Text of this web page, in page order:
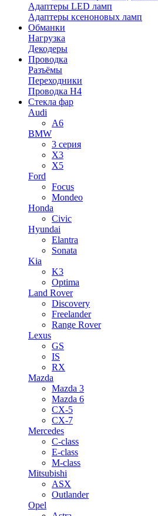
Адаптеры LED ламп
Адаптеры ксеноновых ламп
Обманки
Нагрузка
Декодеры
Проводка
Разъёмы
Переходники
Проводка H4
Стекла фар
Audi
A6
BMW
3 серия
X3
X5
Ford
Focus
Mondeo
Honda
Civic
Hyundai
Elantra
Sonata
Kia
K3
Optima
Land Rover
Discovery
Freelander
Range Rover
Lexus
GS
IS
RX
Mazda
Mazda 3
Mazda 6
CX-5
CX-7
Mercedes
C-class
E-class
M-class
Mitsubishi
ASX
Outlander
Opel